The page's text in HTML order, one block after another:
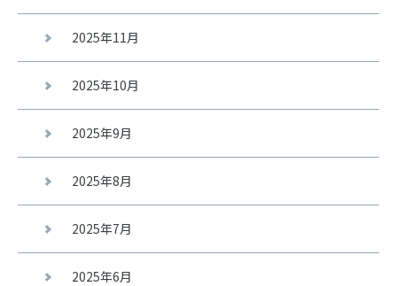
2025年11月
2025年10月
2025年9月
2025年8月
2025年7月
2025年6月